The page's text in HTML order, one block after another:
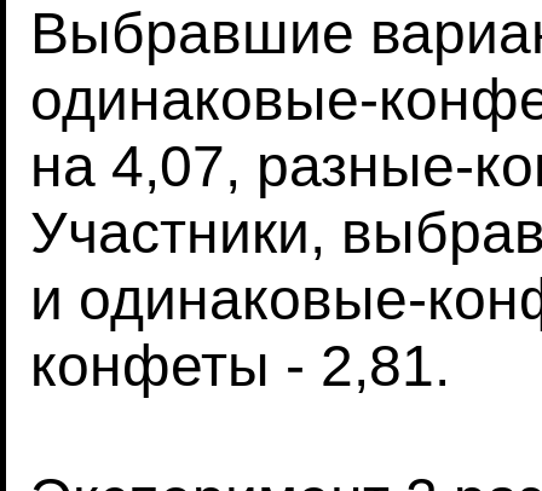
Выбравшие
одинаковые-
на 4,07, разные-
Участники,
и одинаковые-
конфеты - 2,81.